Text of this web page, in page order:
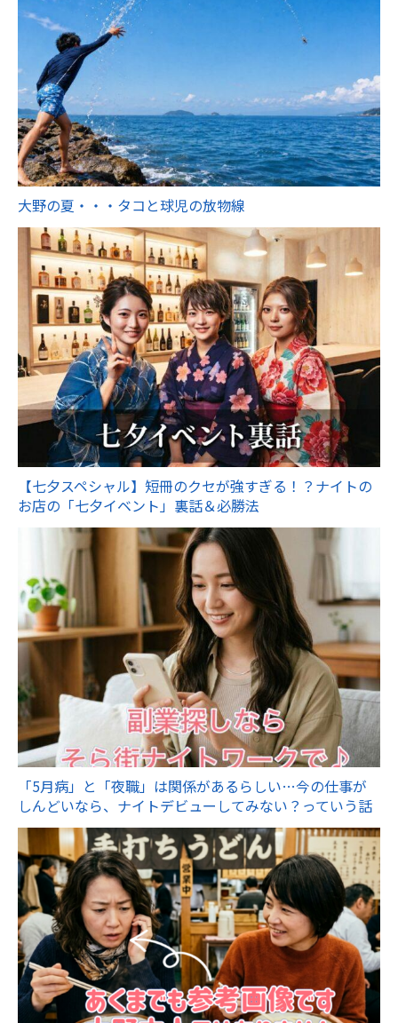
大野の夏・・・タコと球児の放物線
【七夕スペシャル】短冊のクセが強すぎる！？ナイトの
お店の「七夕イベント」裏話＆必勝法
「5月病」と「夜職」は関係があるらしい…今の仕事が
しんどいなら、ナイトデビューしてみない？っていう話